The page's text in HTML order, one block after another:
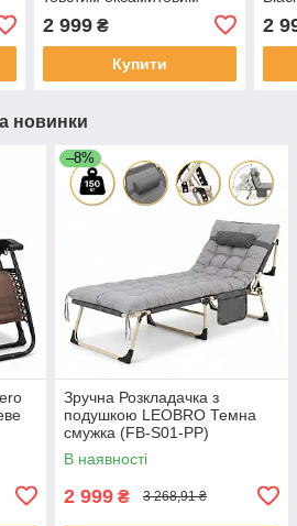
BRN)
2 999₴
Купити
2
новинки
–8%
Зручна Розкладачка з
подушкою LEOBRO Темна
смужка (FB-S01-PP)
В наявності
2 999 ₴ 3 268,91 ₴